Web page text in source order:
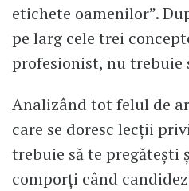
etichete oamenilor”.
pe larg cele trei
profesionist, nu trebuie
Analizând tot felul de
care se doresc lecții
trebuie să te pregătești
comporți când